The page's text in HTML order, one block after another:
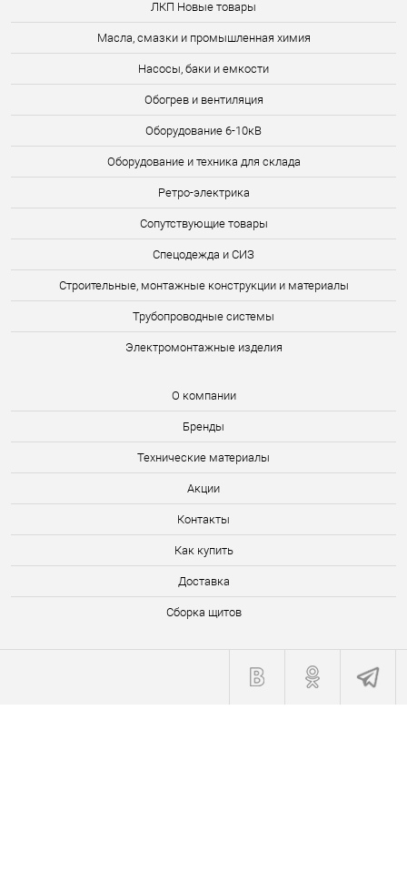
ЛКП Новые товары
Масла, смазки и промышленная химия
Насосы, баки и емкости
Обогрев и вентиляция
Оборудование 6-10кВ
Оборудование и техника для склада
Ретро-электрика
Сопутствующие товары
Спецодежда и СИЗ
Строительные, монтажные конструкции и материалы
Трубопроводные системы
Электромонтажные изделия
О компании
Бренды
Технические материалы
Акции
Контакты
Как купить
Доставка
Сборка щитов